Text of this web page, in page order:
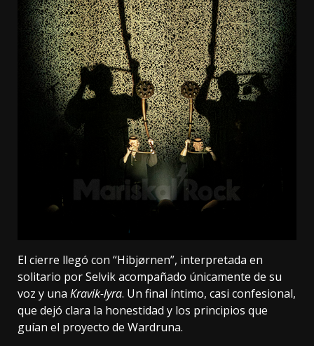
El cierre llegó con “Hibjørnen”, interpretada en
solitario por Selvik acompañado únicamente de su
voz y una Kravik-lyra. Un final íntimo, casi confesional,
que dejó clara la honestidad y los principios que
guían el proyecto de Wardruna.